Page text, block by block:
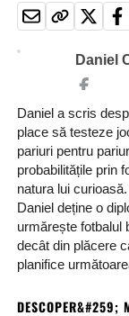
Daniel
Daniel a scris
place să testeze
pariuri pentru
probabilitățile prin
natura lui
Daniel deține o
urmărește fotbalul
decât din plăcere
planifice